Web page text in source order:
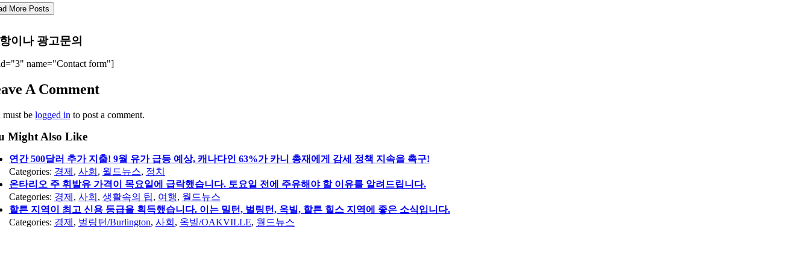
More Posts
이나 광고문의
name="Contact form"]
A Comment
must be logged in to post a comment.
Might Also Like
연간 500달러 추가 지출! 9월 유가 급등 예상, 캐나다인 63%가 카니 총재에게 감세 정책 지속을 촉구!
Categories: 경제 , 사회 , 월드뉴스, 정치
온타리오 주 휘발유 가격이 목요일에 급락했습니다. 토요일 전에 주유해야 할 이유를 알려드립니다.
Categories: 경제 , 사회 , 생활속의 팁, 여행, 월드뉴스
할튼 지역이 최고 신용 등급을 획득했습니다. 이는 밀턴, 벌링턴, 옥빌, 할튼 힐스 지역에 좋은 소식입니다.
Categories: 경제 , 벌링턴/Burlington, 사회 , 옥빌/OAKVILLE, 월드뉴스